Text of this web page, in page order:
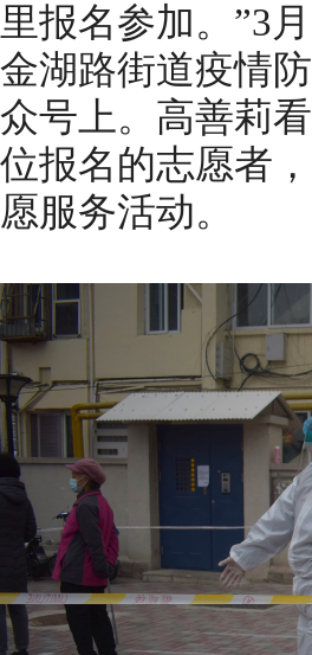
里报名参加。”3
金湖路街道疫情
众号上。高善莉
位报名的志愿者
愿服务活动。